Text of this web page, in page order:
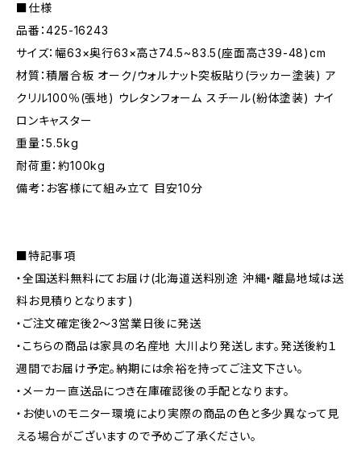
■仕様
品番：425-16243
サイズ：幅63×奥行63×高さ74.5~83.5(座面高さ39-48)cm
材質：積層合板 オーク/ウォルナット突板貼り(ラッカー塗装) ア
クリル100％(張地) ウレタンフォーム スチール(紛体塗装) ナイ
ロンキャスター
重量：5.5kg
耐荷重：約100kg
備考：お客様にて組み立て 目安10分
■特記事項
・全国送料無料にてお届け(北海道送料別途 沖縄・離島地域は送
料お見積りとなります)
・ご注文確定後2〜3営業日後に発送
・こちらの商品は家具の名産地 大川より発送します。発送後約１
週間でお届け予定。納期には余裕を持ってご注文下さい。
・メーカー直送品につき在庫確認後の手配となります。
・お使いのモニター環境により実際の商品の色と多少異なって見
える場合がございますので予めご了承ください。